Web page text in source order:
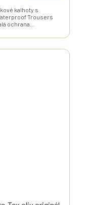
kalhoty s
Trousers
ochrana...